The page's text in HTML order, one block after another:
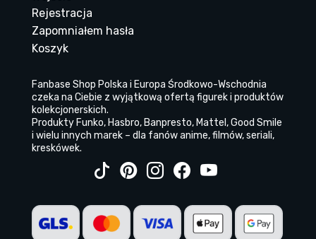
Rejestracja
Zapomniałem hasła
Koszyk
Fanbase Shop Polska i Europa Środkowo-Wschodnia
czeka na Ciebie z wyjątkową ofertą figurek i produktów
kolekcjonerskich.
Produkty Funko, Hasbro, Banpresto, Mattel, Good Smile
i wielu innych marek – dla fanów anime, filmów, seriali,
kreskówek.